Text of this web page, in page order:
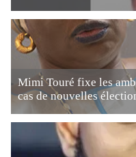
Mimi Touré fixe les
cas de nouvelles